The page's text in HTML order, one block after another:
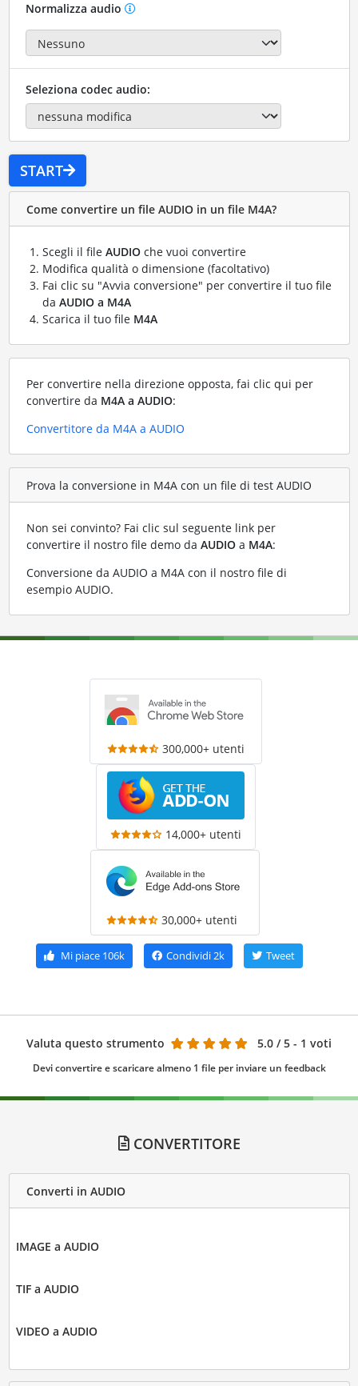
Normalizza audio
Seleziona codec audio:
START
Come convertire un file AUDIO in un file M4A?
Scegli il file AUDIOche vuoi convertire
Modifica qualità o dimensione (facoltativo)
Fai clic su "Avvia conversione" per convertire il tuo file
da AUDIO a M4A
Scarica il tuo file M4A
Per convertire nella direzione opposta, fai clic qui per
convertire da M4A a AUDIO:
Convertitore da M4A a AUDIO
Prova la conversione in M4A con un file di test AUDIO
Non sei convinto? Fai clic sul seguente link per
convertire il nostro file demo da AUDIOa M4A:
Conversione da AUDIO a M4A con il nostro file di
esempio AUDIO.
300,000+ utenti
14,000+ utenti
30,000+ utenti
Mi piace 106k Condividi2k Tweet
Valuta questo strumento 5.0 / 5 - 1 voti
Devi convertire e scaricare almeno 1 file per inviare un feedback
CONVERTITORE
Converti in AUDIO
IMAGE a AUDIO
TIF a AUDIO
VIDEO a AUDIO